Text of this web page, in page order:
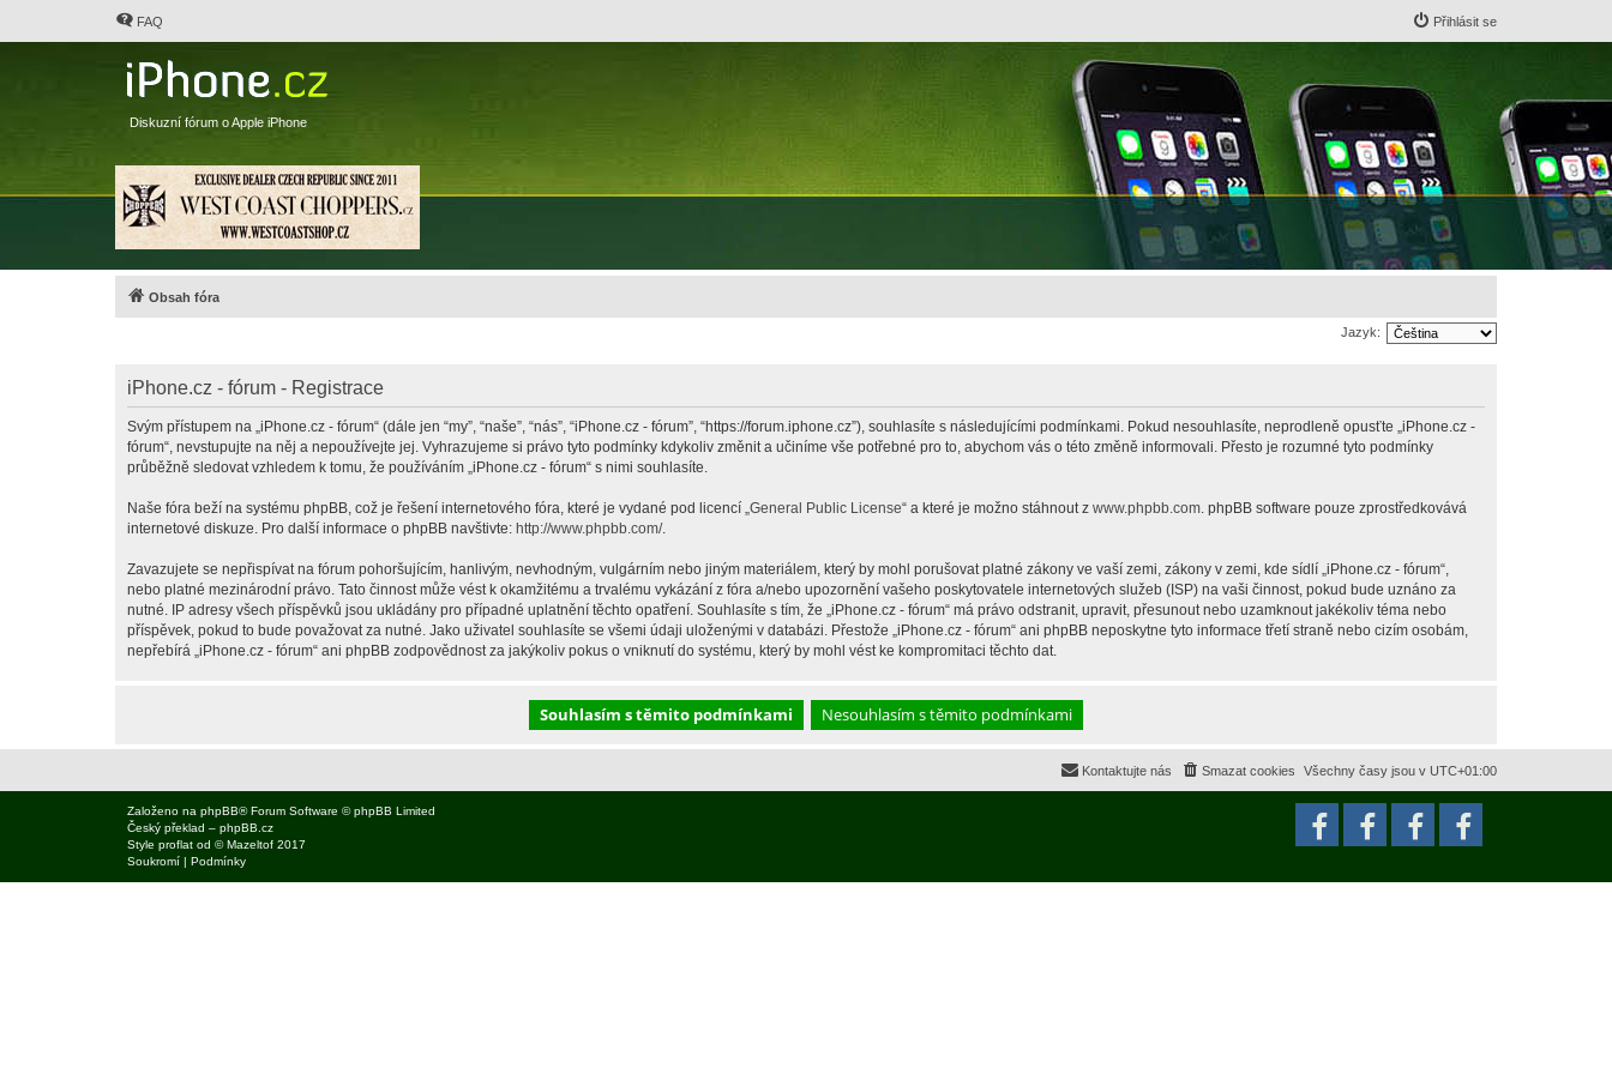
FAQ Přihlásit se
Diskuzní fórum o Apple iPhone
Obsah fóra
Jazyk:
iPhone.cz - fórum - Registrace
Svým přístupem na „iPhone.cz - fórum“ (dále jen “my”, “naše”, “nás”, “iPhone.cz - fórum”, “https://forum.iphone.cz”), souhlasíte s následujícími podmínkami. Pokud nesouhlasíte, neprodleně opusťte „iPhone.cz -
fórum“, nevstupujte na něj a nepoužívejte jej. Vyhrazujeme si právo tyto podmínky kdykoliv změnit a učiníme vše potřebné pro to, abychom vás o této změně informovali. Přesto je rozumné tyto podmínky
průběžně sledovat vzhledem k tomu, že používáním „iPhone.cz - fórum“ s nimi souhlasíte.
Naše fóra beží na systému phpBB, což je řešení internetového fóra, které je vydané pod licencí „ General Public License“ a které je možno stáhnout z www.phpbb.com . phpBB software pouze zprostředkovává
internetové diskuze. Pro další informace o phpBB navštivte: http://www.phpbb.com/.
Zavazujete se nepřispívat na fórum pohoršujícím, hanlivým, nevhodným, vulgárním nebo jiným materiálem, který by mohl porušovat platné zákony ve vaší zemi, zákony v zemi, kde sídlí „iPhone.cz - fórum“,
nebo platné mezinárodní právo. Tato činnost může vést k okamžitému a trvalému vykázání z fóra a/nebo upozornění vašeho poskytovatele internetových služeb (ISP) na vaši činnost, pokud bude uznáno za
nutné. IP adresy všech příspěvků jsou ukládány pro případné uplatnění těchto opatření. Souhlasíte s tím, že „iPhone.cz - fórum“ má právo odstranit, upravit, přesunout nebo uzamknout jakékoliv téma nebo
příspěvek, pokud to bude považovat za nutné. Jako uživatel souhlasíte se všemi údaji uloženými v databázi. Přestože „iPhone.cz - fórum“ ani phpBB neposkytne tyto informace třetí straně nebo cizím osobám,
nepřebírá „iPhone.cz - fórum“ ani phpBB zodpovědnost za jakýkoliv pokus o vniknutí do systému, který by mohl vést ke kompromitaci těchto dat.
Všechny časy jsou v UTC+01:00
Smazat cookies
Kontaktujte nás
Založeno na phpBB® Forum Software © phpBB Limited
Český překlad – phpBB.cz
Style proflat od ©Mazeltof 2017
Soukromí | Podmínky